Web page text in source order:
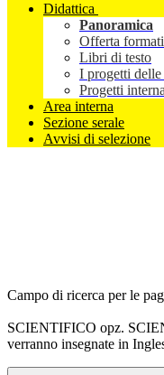
Didattica
Panoramica
Offerta
Libri di testo
I progetti delle
Progetti
Area interna
Sezione serale
Avvisi di selezione
Campo di ricerca per le
SCIENTIFICO opz.
verranno insegnate in